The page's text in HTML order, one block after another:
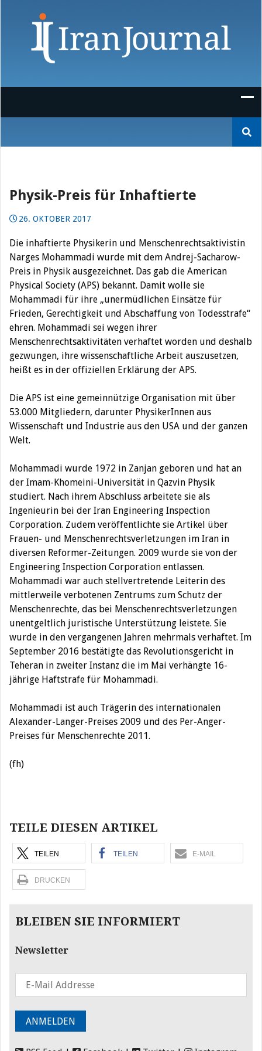
nach:
Physik-Preis für Inhaftierte
26. OKTOBER 2017
Die inhaftierte Physikerin und Menschenrechtsaktivistin
Narges Mohammadi wurde mit dem Andrej-Sacharow-
Preis in Physik ausgezeichnet. Das gab die American
Physical Society (APS) bekannt. Damit wolle sie
Mohammadi für ihre „unermüdlichen Einsätze für
Frieden, Gerechtigkeit und Abschaffung von Todesstrafe“
ehren. Mohammadi sei wegen ihrer
Menschenrechtsaktivitäten verhaftet worden und deshalb
gezwungen, ihre wissenschaftliche Arbeit auszusetzen,
heißt es in der offiziellen Erklärung der APS.
Die APS ist eine gemeinnützige Organisation mit über
53.000 Mitgliedern, darunter PhysikerInnen aus
Wissenschaft und Industrie aus den USA und der ganzen
Welt.
Mohammadi wurde 1972 in Zanjan geboren und hat an
der Imam-Khomeini-Universität in Qazvin Physik
studiert. Nach ihrem Abschluss arbeitete sie als
Ingenieurin bei der Iran Engineering Inspection
Corporation. Zudem veröffentlichte sie Artikel über
Frauen- und Menschenrechtsverletzungen im Iran in
diversen Reformer-Zeitungen. 2009 wurde sie von der
Engineering Inspection Corporation entlassen.
Mohammadi war auch stellvertretende Leiterin des
mittlerweile verbotenen Zentrums zum Schutz der
Menschenrechte, das bei Menschenrechtsverletzungen
unentgeltlich juristische Unterstützung leistete. Sie
wurde in den vergangenen Jahren mehrmals verhaftet. Im
September 2016 bestätigte das Revolutionsgericht in
Teheran in zweiter Instanz die im Mai verhängte 16-
jährige Haftstrafe für Mohammadi.
Mohammadi ist auch Trägerin des internationalen
Alexander-Langer-Preises 2009 und des Per-Anger-
Preises für Menschenrechte 2011.
(fh)
TEILE DIESEN ARTIKEL
TEILEN TEILEN E-MAIL
DRUCKEN
BLEIBEN SIE INFORMIERT
Newsletter